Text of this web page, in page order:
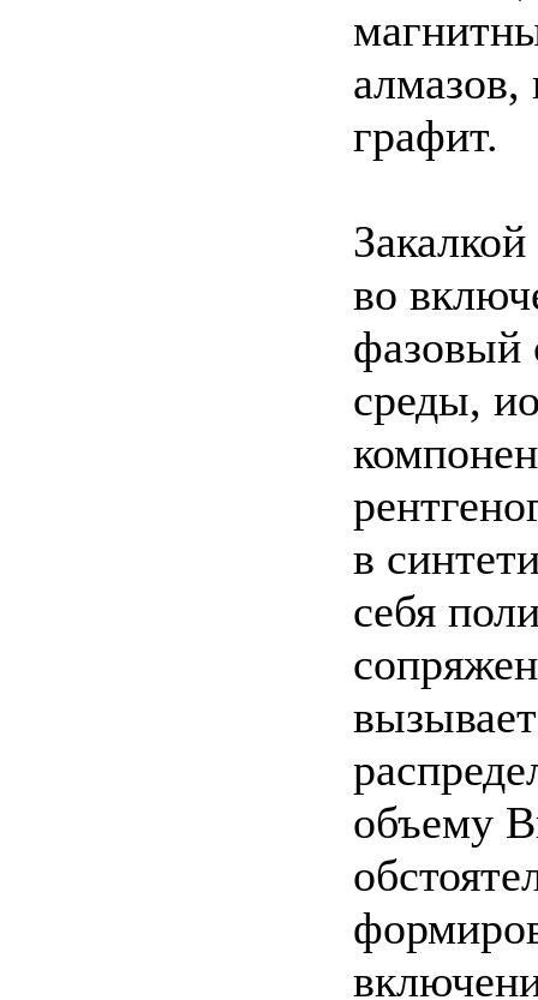
графит.
во
фазовый
среды,
в
себя
объему